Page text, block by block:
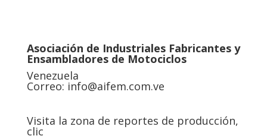
Asociación de Industriales Fabricantes y
Ensambladores de Motociclos
Venezuela
Correo: info@aifem.com.ve
Visita la zona de reportes de producción,
clic